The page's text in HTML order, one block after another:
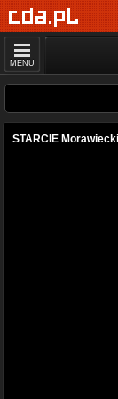
MENU
STARCIE